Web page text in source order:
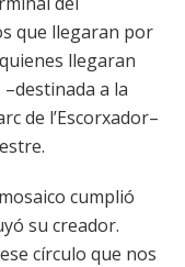
que llegaran por
llegaran
a la
de l’Escorxador–
cumplió
su creador.
círculo que nos